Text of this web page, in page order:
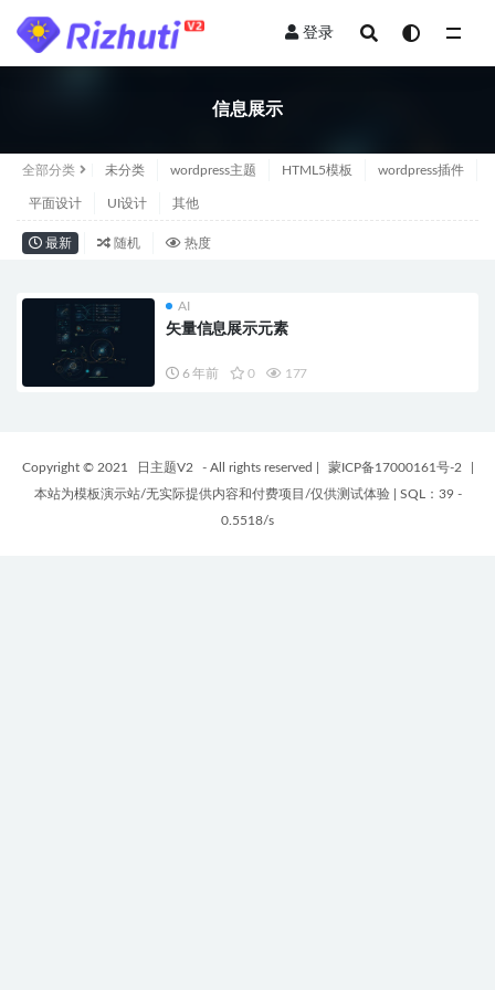
登录
信息展示
全部分类 未分类 wordpress主题 HTML5模板 wordpress插件
平面设计 UI设计 其他
最新 随机 热度
AI
矢量信息展示元素
6 年前 0 177
Copyright © 2021 日主题V2 - All rights reserved 蒙ICP备17000161号-2
本站为模板演示站/无实际提供内容和付费项目/仅供测试体验
SQL：39 -
0.5518/s